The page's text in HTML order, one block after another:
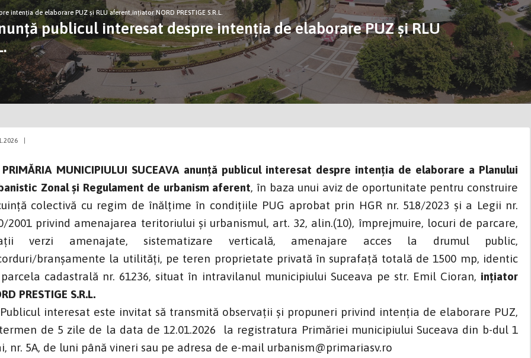
intenţia de elaborare PUZ și RLU aferent,ințiator NORD PRESTIGE S.R.L.
publicul interesat despre intenţia de elaborare PUZ și RLU
PRIMĂRIA MUNICIPIULUI SUCEAVA anunţă publicul interesat despre intenţia de elaborare a Planului
Zonal și Regulament de urbanism aferent, în baza unui aviz de oportunitate pentru construire
colectivă cu regim de înălțime în condițiile PUG aprobat prin HGR nr. 518/2023 și a Legii nr.
2001 privind amenajarea teritoriului și urbanismul, art. 32, alin.(10), împrejmuire, locuri de parcare,
verzi amenajate, sistematizare verticală, amenajare acces la drumul public,
branșamente la utilități, pe teren proprietate privată în suprafață totală de 1500 mp, identic
cadastrală nr. 61236, situat în intravilanul municipiului Suceava pe str. Emil Cioran, ințiator
PRESTIGE S.R.L.
interesat este invitat să transmită observații și propuneri privind intenția de elaborare PUZ,
de 5 zile de la data de 12.01.2026 la registratura Primăriei municipiului Suceava din b-dul 1
nr. 5A, de luni până vineri sau pe adresa de e-mail urbanism@primariasv.ro